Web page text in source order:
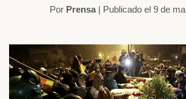
Por Prensa| Publicado el 9 de